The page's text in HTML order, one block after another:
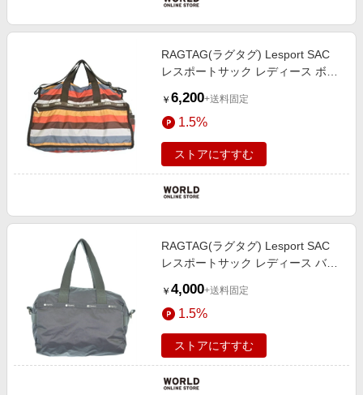
RAGTAG(ラグタグ) Lesport SAC
レスポートサック レディース ボス
￥ 6,200+送料固定
1.5%
ストアにすすむ
RAGTAG(ラグタグ) Lesport SAC
レスポートサック レディース バッ
￥ 4,000+送料固定
1.5%
ストアにすすむ